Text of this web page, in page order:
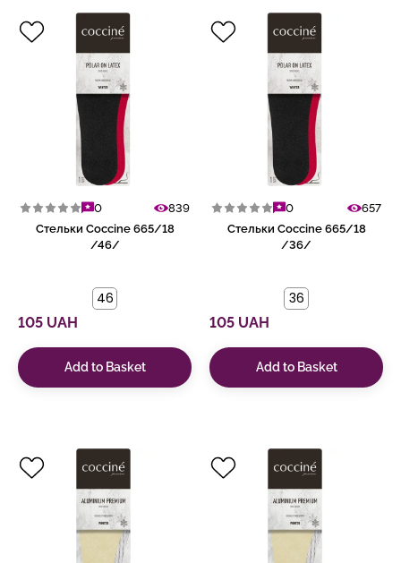
0
839
Стельки Coccine 665/18
/46/
46
105 UAH
Add to Basket
0
657
Стельки Coccine 665/18
/36/
36
105 UAH
Add to Basket